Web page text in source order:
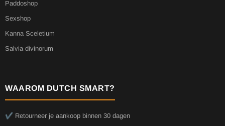
Paddoshop
Sexshop
Kanna Sceletium
Salvia divinorum
WAAROM DUTCH SMART?
✔️ Retourneer je aankoop binnen 30 dagen